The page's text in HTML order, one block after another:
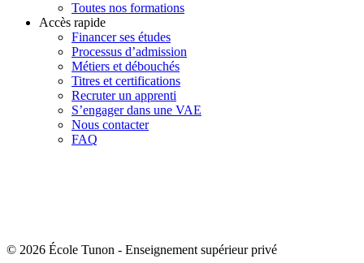
Toutes nos formations
Accès rapide
Financer ses études
Processus d’admission
Métiers et débouchés
Titres et certifications
Recruter un apprenti
S’engager dans une VAE
Nous contacter
FAQ
© 2026 École Tunon - Enseignement supérieur privé